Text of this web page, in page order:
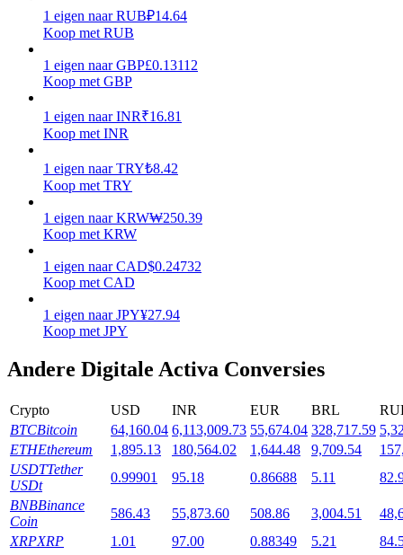
Uitzetten
Hoog rendement en directe toegang
Flexibel staken om populaire tokens te verdienen.
1 eigen naar RUB₽14.64
Koop met RUB
1 eigen naar GBP£0.13112
Koop met GBP
1 eigen naar INR₹16.81
Koop met INR
1 eigen naar TRY₺8.42
Koop met TRY
1 eigen naar KRW₩250.39
Koop met KRW
1 eigen naar CAD$0.24732
Koop met CAD
1 eigen naar JPY¥27.94
Koop met JPY
Andere Digitale Activa Conversies
Crypto USD INR EUR BRL
BTCBitcoin 64,160.04 6,113,009.73 55,674.04 328,717.59
ETHEthereum 1,895.13 180,564.02 1,644.48 9,709.54
USDTTether
USDt
0.99901 95.18 0.86688 5.11
BNBBinance
Coin
586.43 55,873.60 508.86 3,004.51
XRPXRP 1.01 97.00 0.88349 5.21